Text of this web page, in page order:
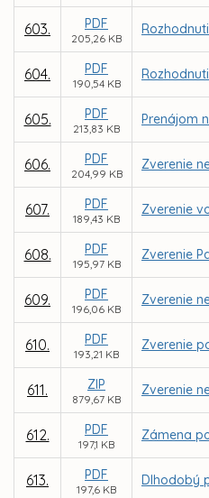
603. PDF
205,26 KB
604. PDF
190,54 KB
605. PDF
213,83 KB
Prenájom
606. PDF
204,99 KB
Zverenie
607. PDF
189,43 KB
Zverenie
608. PDF
195,97 KB
Zverenie
609. PDF
196,06 KB
Zverenie
610. PDF
193,21 KB
Zverenie
611. ZIP
879,67 KB
Zverenie
612. PDF
197,1 KB
Zámena
613. PDF
197,6 KB
Dlhodobý